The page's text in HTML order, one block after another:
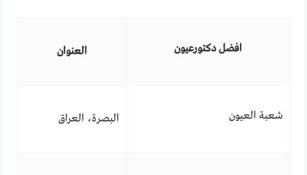
افضل دكتورعيون العنوان
شعبة العيون البصرة، العراق